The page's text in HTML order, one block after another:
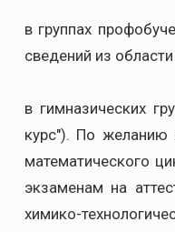
в группах
сведений из
в гимназических
курс"). По желанию
математического
экзаменам на
химико-